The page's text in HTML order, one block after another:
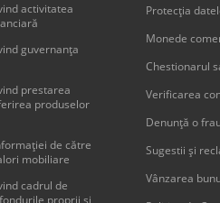
XLSX, 18.734 KB
Informaţia privind depozitele
XLSX, 27.705 KB
Bilanțul contabil
XLSX, 22.962 KB
activitatea
guvernanţa
prestarea
produselor
de către
mobiliare
cadrul de
Protecția
Monede
Chestionarul
Verificarea
Denunţă o
Sugestii şi
Vânzarea